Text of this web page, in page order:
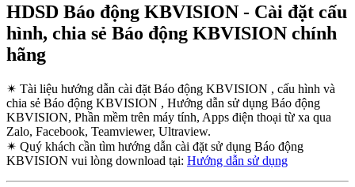
HDSD Báo động KBVISION - Cài đặt cấu
hình, chia sẻ Báo động KBVISION chính
hãng
✴ Tài liệu hướng dẫn cài đặt Báo động KBVISION , cấu hình và
chia sẻ Báo động KBVISION , Hướng dẫn sử dụng Báo động
KBVISION, Phần mềm trên máy tính, Apps điện thoại từ xa qua
Zalo, Facebook, Teamviewer, Ultraview.
✴ Quý khách cần tìm hướng dẫn cài đặt sử dụng Báo động
KBVISION vui lòng download tại: Hướng dẫn sử dụng